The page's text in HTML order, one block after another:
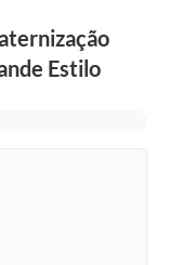
Estilo